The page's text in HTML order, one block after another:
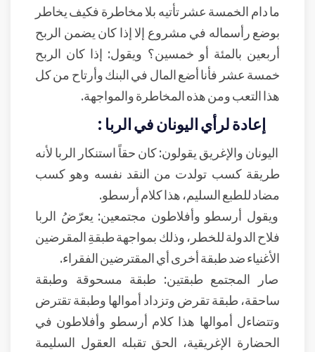
ما دام الخمسة عشر تأتيه بلا مخاطرة فكيف يخاطر
بوضع رأسماله في مشروع إلا إذا كان يضمن الربح
أربعين بالمئة أو خمسين؟ ويقول: إذا كان الربح
خمسة عشر فأنا أضع المال في البنك وأرتاح من كل
هذا التعب ومن هذه المخاطرة والمواجهة.
إعادة لرأي اليونان في الربا :
اليونان والإغريق يقولون: كان حقاً استنكار الربا لأنه
طريقة كسب تولدت من النقد نفسه وهو كسب
مضاد للطبع السليم، هذا كلام أرسطو.
ويقول أرسطو وأفلاطون مجتمعين: يعرّضُ الربا
فلاح الدولة للخطر، وذلك بمواجهة طبقةِ المقرضين
الأغنياء ضد طبقة أخرى أي المقترضين الفقراء.
صار المجتمع طبقتين: طبقة مسحوقة وطبقة
ساحقة، طبقة تقرض وتزداد أموالها وطبقة تقترض
وتتضاءل أموالها هذا كلام أرسطو وأفلاطون في
الحضارة الإغريقية، الحق تقبله العقول السليمة